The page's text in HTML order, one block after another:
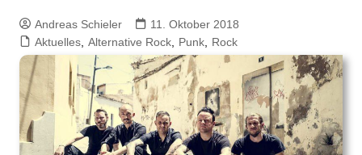
Andreas Schieler
11. Oktober 2018
Aktuelles, Alternative Rock, Punk, Rock